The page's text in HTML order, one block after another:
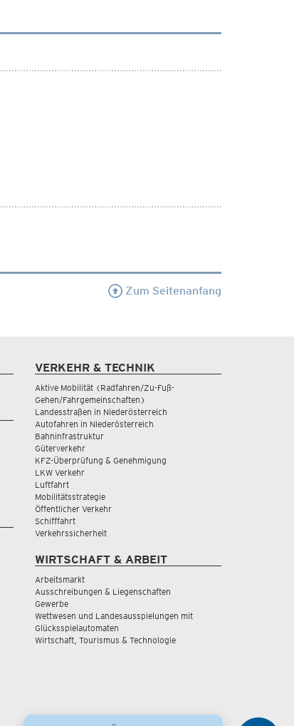
Zum Seitenanfang
VERKEHR & TECHNIK
Aktive Mobilität (Radfahren/Zu-Fuß-
Gehen/Fahrgemeinschaften)
Landesstraßen in Niederösterreich
Autofahren in Niederösterreich
Bahninfrastruktur
Güterverkehr
KFZ-Überprüfung & Genehmigung
LKW Verkehr
Luftfahrt
Mobilitätsstrategie
Öffentlicher Verkehr
Schifffahrt
Verkehrssicherheit
WIRTSCHAFT & ARBEIT
Arbeitsmarkt
Ausschreibungen & Liegenschaften
Gewerbe
Wettwesen und Landesausspielungen mit
Glücksspielautomaten
Wirtschaft, Tourismus & Technologie